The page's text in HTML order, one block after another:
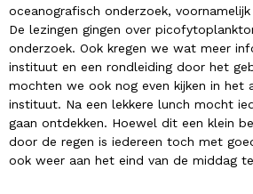
oceanografisch onderzoek,
De lezingen gingen over
onderzoek. Ook kregen we wat meer
instituut en een rondleiding door het
mochten we ook nog even kijken in het
instituut. Na een lekkere lunch mocht
gaan ontdekken. Hoewel dit een klein
door de regen is iedereen toch met
ook weer aan het eind van de middag